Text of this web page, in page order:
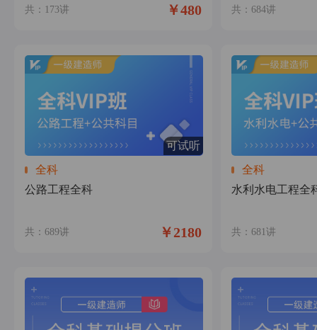
共：173讲 ￥480 共：684讲
可试听
全科
公路工程全科
共：689讲 ￥2180
全科
水利水电工程全
共：681讲